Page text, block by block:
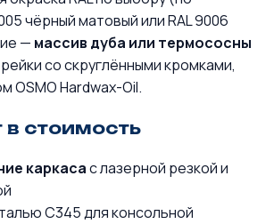
чёрный матовый или RAL 9006
— массив дуба или термососны
со скруглёнными кромками,
OSMO Hardwax-Oil.
в стоимость
каркасас лазерной резкой и
С345 для консольной